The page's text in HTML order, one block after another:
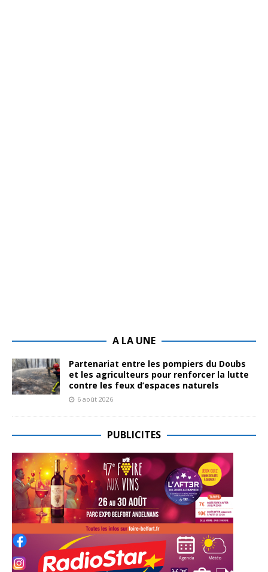
A LA UNE
Partenariat entre les pompiers du Doubs
et les agriculteurs pour renforcer la lutte
contre les feux d’espaces naturels
6 août 2026
PUBLICITES